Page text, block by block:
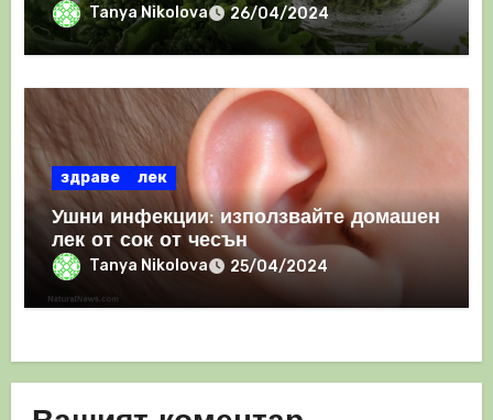
Tanya Nikolova 26/04/2024
здраве лек
Ушни инфекции: използвайте домашен
лек от сок от чесън
Tanya Nikolova 25/04/2024